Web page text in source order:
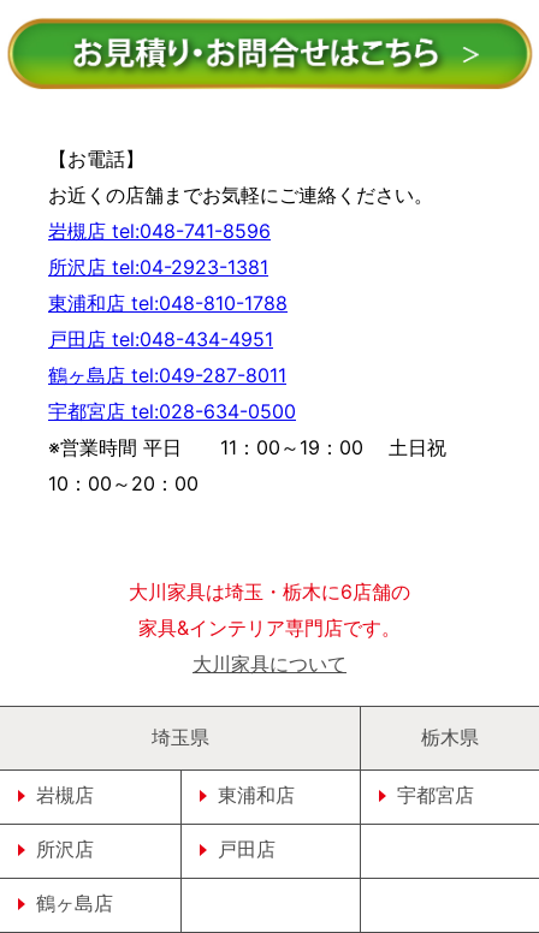
【お電話】
お近くの店舗までお気軽にご連絡ください。
岩槻店 tel:048-741-8596
所沢店 tel:04-2923-1381
東浦和店 tel:048-810-1788
戸田店 tel:048-434-4951
鶴ヶ島店 tel:049-287-8011
宇都宮店 tel:028-634-0500
※営業時間 平日 11：00～19：00 土日祝
10：00～20：00
大川家具は埼玉・栃木に6店舗の
家具&インテリア専門店です。
大川家具について
埼玉県
岩槻店 東浦和店
所沢店 戸田店
鶴ヶ島店
栃木県
宇都宮店